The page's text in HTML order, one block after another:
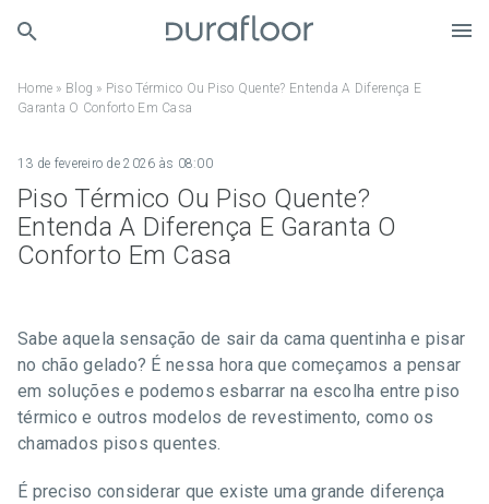
Home » Blog » Piso Térmico Ou Piso Quente? Entenda A Diferença E
Garanta O Conforto Em Casa
Piso Térmico Ou Piso Quente?
Entenda A Diferença E Garanta O
Conforto Em Casa
13 de fevereiro de 2026 às 08:00
Sabe aquela sensação de sair da cama quentinha e pisar
no chão gelado? É nessa hora que começamos a pensar
em soluções e podemos esbarrar na escolha entre piso
térmico e outros modelos de revestimento, como os
chamados pisos quentes.
É preciso considerar que existe uma grande diferença